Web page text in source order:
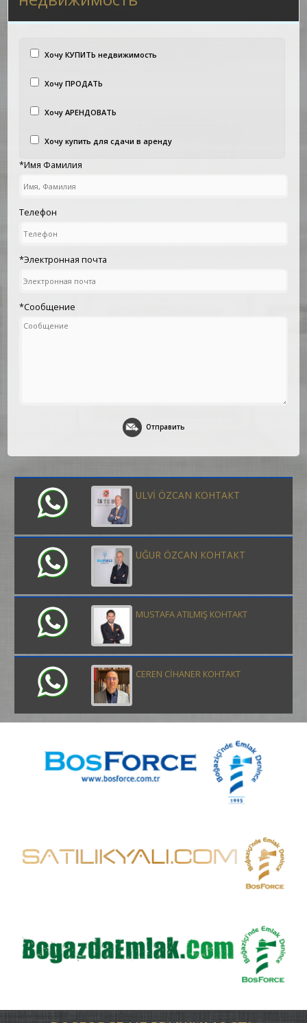
Хочу КУПИТЬ недвижимость
Хочу ПРОДАТЬ
Хочу АРЕНДОВАТЬ
Хочу купить для сдачи в аренду
*Имя Фамилия
Телефон
*Электронная почта
*Сообщение
Отправить
ULVİ ÖZCAN КОНТАКТ
UĞUR ÖZCAN КОНТАКТ
MUSTAFA ATILMIŞ КОНТАКТ
CEREN CİHANER КОНТАКТ